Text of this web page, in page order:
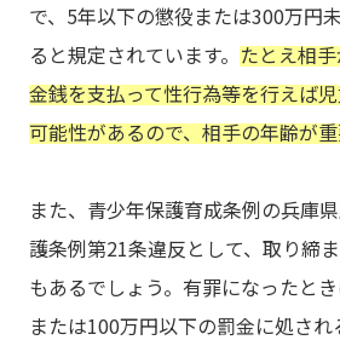
で、5年以下の懲役または300万円
ると規定されています。 たとえ相
金銭を支払って性行為等を行えば
可能性があるので、相手の年齢が
また、青少年保護育成条例の兵庫
護条例第21条違反として、取り締
もあるでしょう。有罪になったと
または100万円以下の罰金に処され